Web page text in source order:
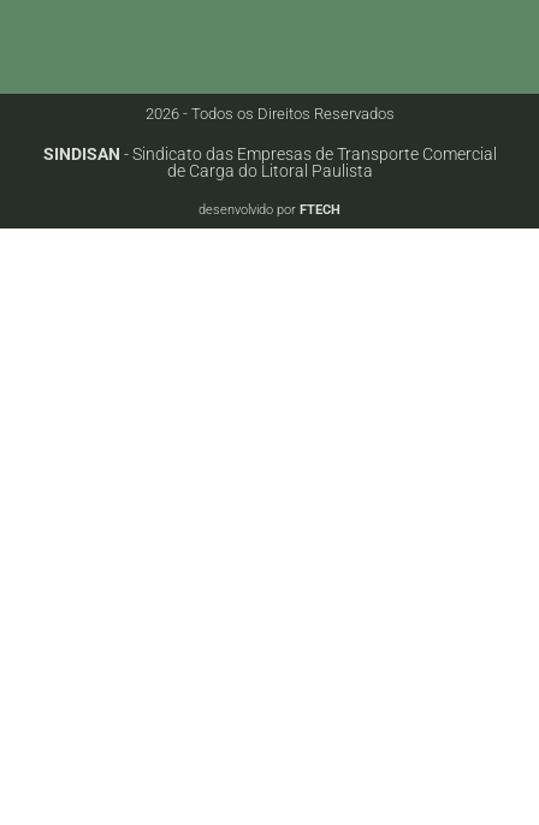
2026 - Todos os Direitos Reservados
SINDISAN - Sindicato das Empresas de Transporte Comercial
de Carga do Litoral Paulista
desenvolvido por FTECH